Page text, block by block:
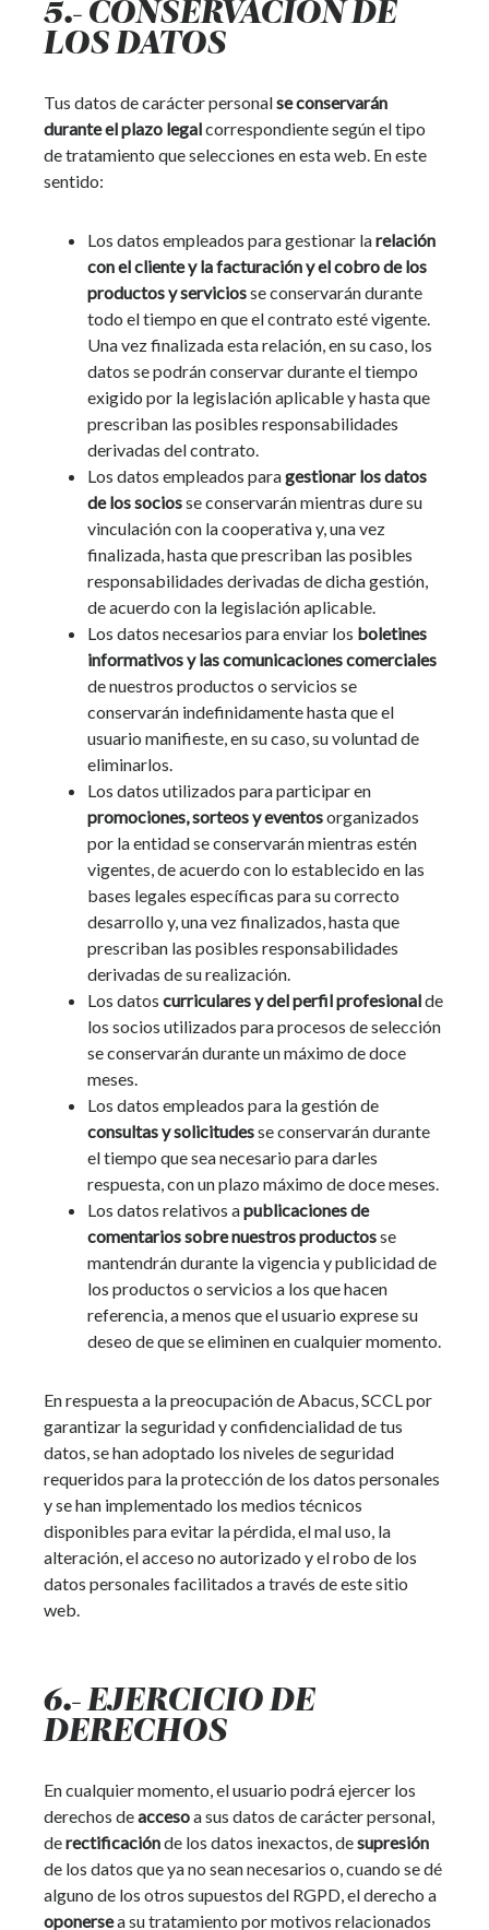
5.- CONSERVACIÓN DE
LOS DATOS
Tus datos de carácter personalse conservarán
durante el plazo legalcorrespondiente según el tipo
de tratamiento que selecciones en esta web. En este
sentido:
Los datos empleados para gestionar larelación
con el cliente y la facturación y el cobro de los
productos y serviciosse conservarán durante
todo el tiempo en que el contrato esté vigente.
Una vez finalizada esta relación, en su caso, los
datos se podrán conservar durante el tiempo
exigido por la legislación aplicable y hasta que
prescriban las posibles responsabilidades
derivadas del contrato.
Los datos empleados paragestionar los datos
de los sociosse conservarán mientras dure su
vinculación con la cooperativa y, una vez
finalizada, hasta que prescriban las posibles
responsabilidades derivadas de dicha gestión,
de acuerdo con la legislación aplicable.
Los datos necesarios para enviar los boletines
informativos y las comunicaciones comerciales
de nuestros productos o servicios se
conservarán indefinidamente hasta que el
usuario manifieste, en su caso, su voluntad de
eliminarlos.
Los datos utilizados para participar en
promociones, sorteos y eventosorganizados
por la entidad se conservarán mientras estén
vigentes, de acuerdo con lo establecido en las
bases legales específicas para su correcto
desarrollo y, una vez finalizados, hasta que
prescriban las posibles responsabilidades
derivadas de su realización.
Los datos curriculares y del perfil profesionalde
los socios utilizados para procesos de selección
se conservarán durante un máximo de doce
meses.
Los datos empleados para la gestión de
consultas y solicitudesse conservarán durante
el tiempo que sea necesario para darles
respuesta, con un plazo máximo de doce meses.
Los datos relativos apublicaciones de
comentarios sobre nuestros productosse
mantendrán durante la vigencia y publicidad de
los productos o servicios a los que hacen
referencia, a menos que el usuario exprese su
deseo de que se eliminen en cualquier momento.
En respuesta a la preocupación de Abacus, SCCL por
garantizar la seguridad y confidencialidad de tus
datos, se han adoptado los niveles de seguridad
requeridos para la protección de los datos personales
y se han implementado los medios técnicos
disponibles para evitar la pérdida, el mal uso, la
alteración, el acceso no autorizado y el robo de los
datos personales facilitados a través de este sitio
web.
6.- EJERCICIO DE
DERECHOS
En cualquier momento, el usuario podrá ejercer los
derechos deaccesoa sus datos de carácter personal,
derectificaciónde los datos inexactos, desupresión
de los datos que ya no sean necesarios o, cuando se dé
alguno de los otros supuestos del RGPD, el derecho a
oponersea su tratamiento por motivos relacionados